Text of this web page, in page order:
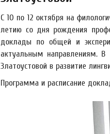
С 10 по 12 октября на
летию со дня рождения
доклады по общей и
актуальным направлениям.
Златоустовой в развитие
Программа и расписание